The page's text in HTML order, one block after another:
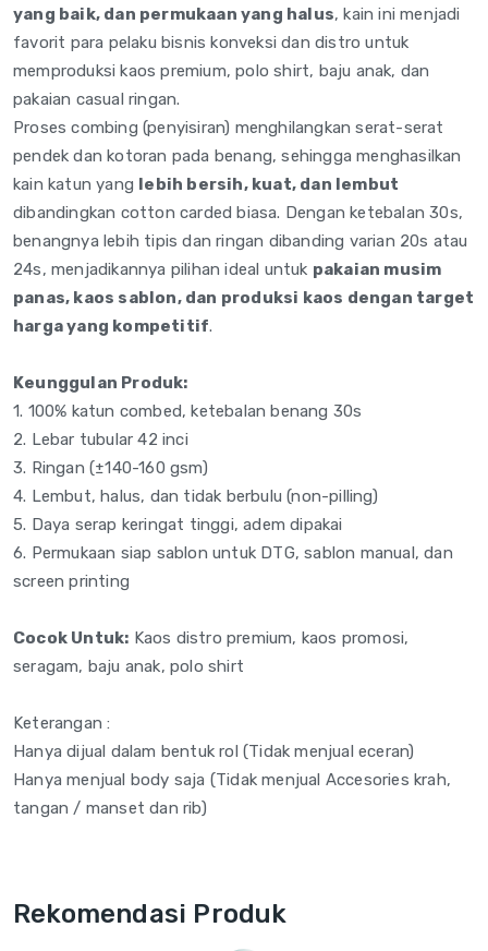
yang baik, dan permukaan yang halus, kainini menjadi
favorit para pelaku bisniskonveksi dan distro untuk
memproduksi kaos premium,polo shirt, baju anak, dan
pakaian casual ringan.
Prosescombing (penyisiran) menghilangkan serat-serat
pendekdan kotoran pada benang,sehingga menghasilkan
kain katun yang lebih bersih, kuat, dan lembut
dibandingkan cotton carded biasa. Dengan ketebalan 30s,
benangnya lebih tipis danringan dibanding varian 20s atau
24s, menjadikannya pilihan ideal untuk pakaian musim
panas, kaos sablon, dan produksi kaos dengan target
harga yang kompetitif.
Keunggulan Produk:
1. 100% katun combed, ketebalan benang 30s
2. Lebar tubular 42 inci
3. Ringan (±140-160 gsm)
4. Lembut, halus, dan tidak berbulu(non-pilling)
5. Daya serap keringat tinggi, ademdipakai
6. Permukaan siap sablon untuk DTG, sablon manual, dan
screen printing
Cocok Untuk: Kaos distropremium, kaos promosi,
seragam, baju anak, polo shirt
Keterangan :
Hanya dijual dalam bentuk rol (Tidak menjual eceran)
Hanya menjual body saja (Tidak menjual Accesories krah,
tangan / manset dan rib)
Rekomendasi Produk